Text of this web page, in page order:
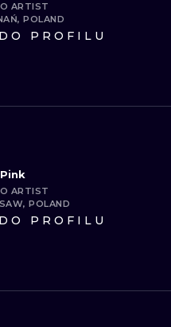
ARTIST
POLAND
PROFILU
ARTIST
POLAND
PROFILU